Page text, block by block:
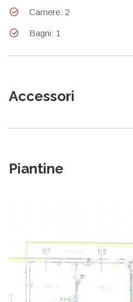
Camere: 2
Bagni: 1
Accessori
Piantine